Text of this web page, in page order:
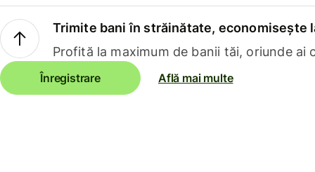
Trimite bani în străinătate, economisește
Profită la maximum de banii tăi, oriunde ai
Înregistrare Află mai multe